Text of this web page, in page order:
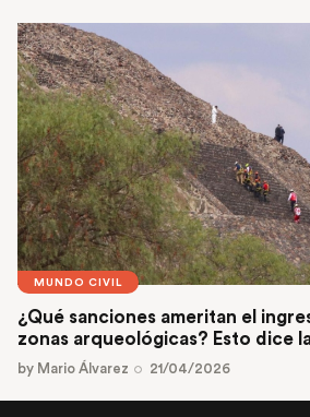
MUNDO CIVIL
¿Qué sanciones ameritan el
zonas arqueológicas? Esto dice
by Mario Álvarez 21/04/2026